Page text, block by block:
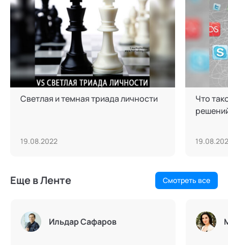
Светлая и темная триада личности
19.08.2022
Что
Еще в Ленте Смотреть все
Ильдар Сафаров